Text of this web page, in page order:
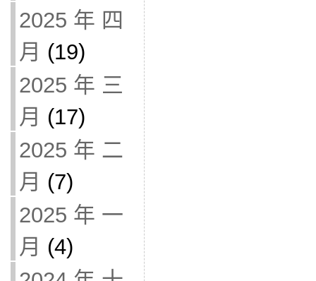
2025 年 四
月 (19)
2025 年 三
月 (17)
2025 年 二
月 (7)
2025 年 一
月 (4)